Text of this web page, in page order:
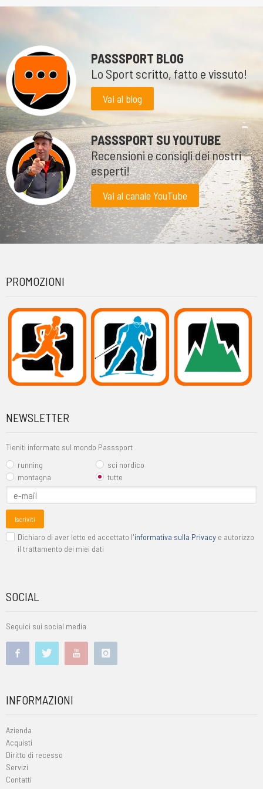
PASSSPORT BLOG
Lo Sport scritto, fatto e vissuto!
Vai al blog
PASSSPORT SU YOUTUBE
Recensioni e consigli dei nostri
esperti!
Vai al canale YouTube
PROMOZIONI
NEWSLETTER
Tieniti informato sul mondo Passsport
running
sci nordico
montagna
tutte
Iscriviti
Dichiaro di aver letto ed accettato l'informativa sulla Privacy e autorizzo
il trattamento dei miei dati
SOCIAL
Seguici sui social media
INFORMAZIONI
Azienda
Acquisti
Diritto di recesso
Servizi
Contatti